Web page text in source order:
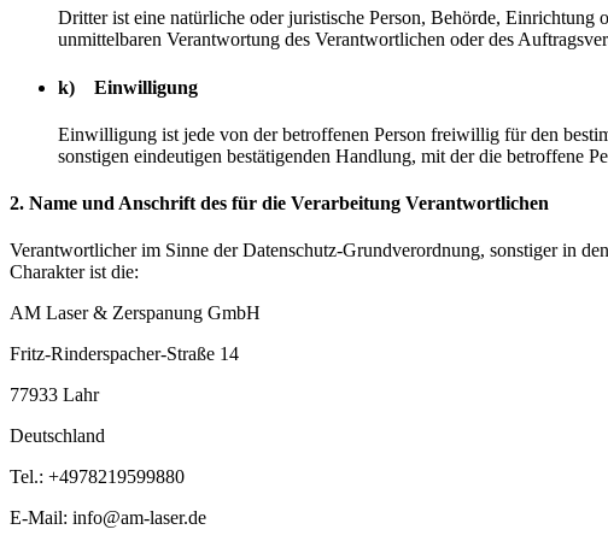
Dritter ist eine natürliche oder juristische Person, Behörde, Einrichtung
unmittelbaren Verantwortung des Verantwortlichen oder des
k) Einwilligung
Einwilligung ist jede von der betroffenen Person freiwillig für den
sonstigen eindeutigen bestätigenden Handlung, mit der die betroffene
2. Name und Anschrift des für die Verarbeitung Verantwortlichen
Verantwortlicher im Sinne der Datenschutz-Grundverordnung, sonstiger in
Charakter ist die:
AM Laser & Zerspanung GmbH
Fritz-Rinderspacher-Straße 14
77933 Lahr
Deutschland
Tel.: +4978219599880
E-Mail: info@am-laser.de